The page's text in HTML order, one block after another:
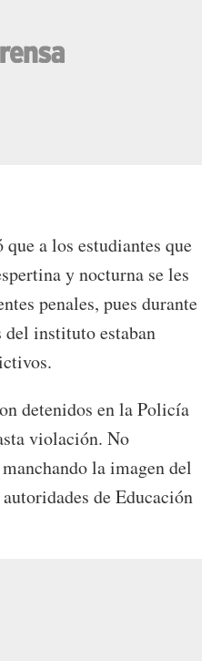
a los estudiantes que
y nocturna se les
penales, pues durante
del instituto estaban
detenidos en la Policía
violación. No
la imagen del
de Educación